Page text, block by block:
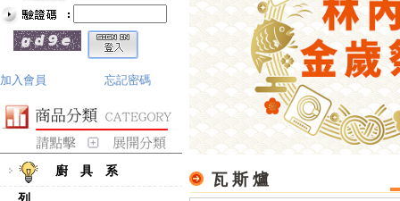
加入會員 忘記密碼
廚 具 系 瓦 斯 爐